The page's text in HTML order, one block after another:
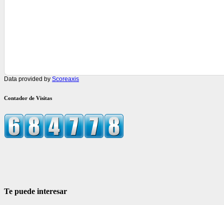
Data provided by Scoreaxis
Contador de Visitas
Te puede interesar